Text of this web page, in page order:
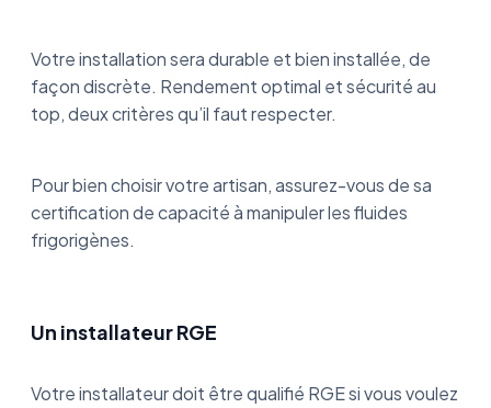
Votre installation sera durable et bien installée, de
façon discrète. Rendement optimal et sécurité au
top, deux critères qu’il faut respecter.
Pour bien choisir votre artisan, assurez-vous de sa
certification de capacité à manipuler les fluides
frigorigènes.
Un installateur RGE
Votre installateur doit être qualifié RGE si vous voulez